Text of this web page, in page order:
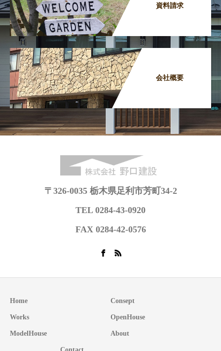
資料請求
会社概要
〒326-0035 栃木県足利市芳町34-2
TEL 0284-43-0920
FAX 0284-42-0576
Home Consept
Works OpenHouse
ModelHouse About